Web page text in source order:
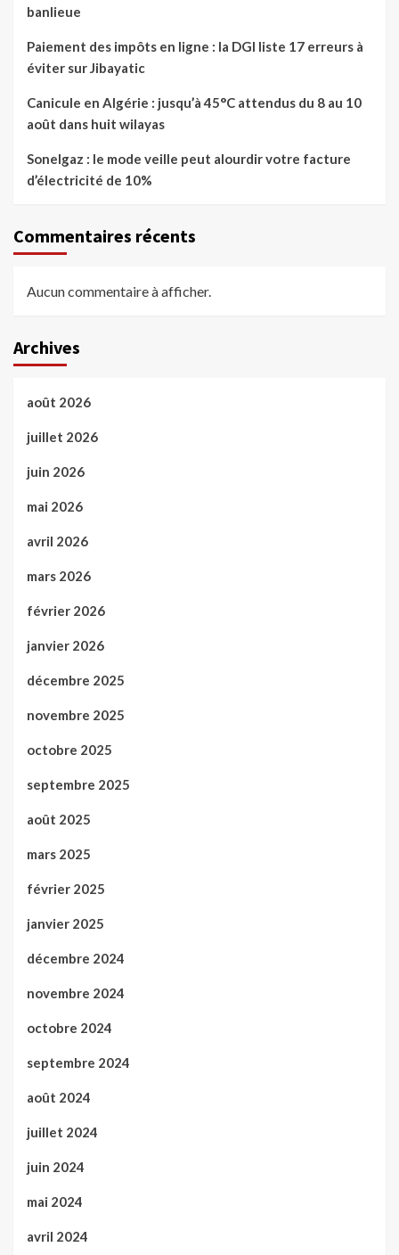
banlieue
Paiement des impôts en ligne : la DGI liste 17 erreurs à
éviter sur Jibayatic
Canicule en Algérie : jusqu’à 45°C attendus du 8 au 10
août dans huit wilayas
Sonelgaz : le mode veille peut alourdir votre facture
d’électricité de 10%
Commentaires récents
Aucun commentaire à afficher.
Archives
août 2026
juillet 2026
juin 2026
mai 2026
avril 2026
mars 2026
février 2026
janvier 2026
décembre 2025
novembre 2025
octobre 2025
septembre 2025
août 2025
mars 2025
février 2025
janvier 2025
décembre 2024
novembre 2024
octobre 2024
septembre 2024
août 2024
juillet 2024
juin 2024
mai 2024
avril 2024